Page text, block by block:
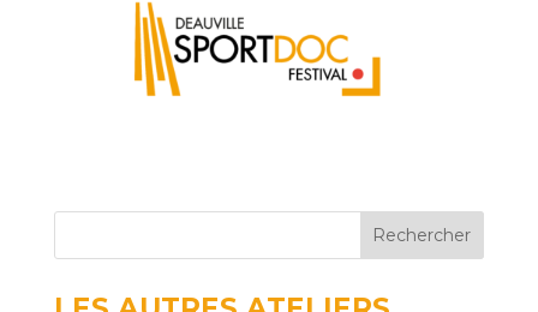
Rechercher